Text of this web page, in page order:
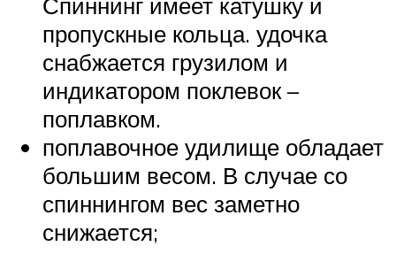
пропускные кольца. удочка
снабжается грузилом и
индикатором поклевок –
поплавком.
поплавочное удилище обладает
большим весом. В случае со
спиннингом вес заметно
снижается;